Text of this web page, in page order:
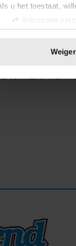
u het toestaat,
Informatie
Uw apparaat
toestemming op elk
PEETERS